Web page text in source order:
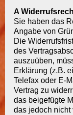
A
Sie haben das
Angabe von
Die
des
auszuüben,
Erklärung (z.B.
Telefax oder E-
Vertrag zu
das beigefügte
das jedoch nicht